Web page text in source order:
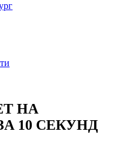
НА
10 СЕКУНД